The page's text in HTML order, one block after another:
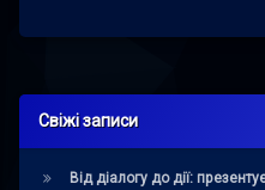
Свіжі записи
Від діалогу до дії: